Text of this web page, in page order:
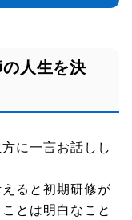
人生を決
に一言お話しし
ると初期研修が
とは明白なこと